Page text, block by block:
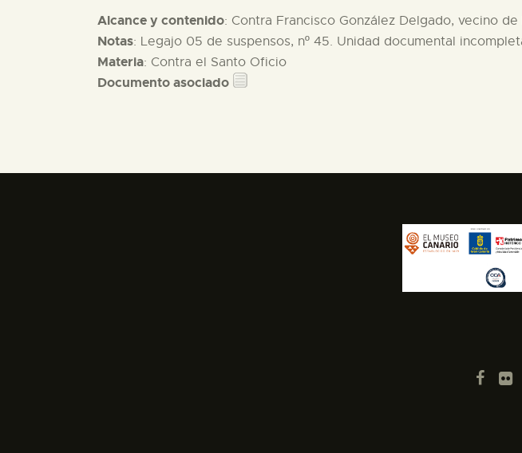
Alcance y contenido: Contra Francisco González Delgado, vecino
Notas: Legajo 05 de suspensos, nº 45. Unidad documental
Materia: Contra el Santo Oficio
Documento asociado